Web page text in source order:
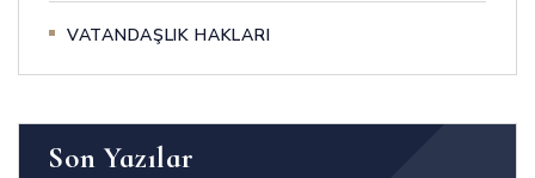
VATANDAŞLIK HAKLARI
Son Yazılar